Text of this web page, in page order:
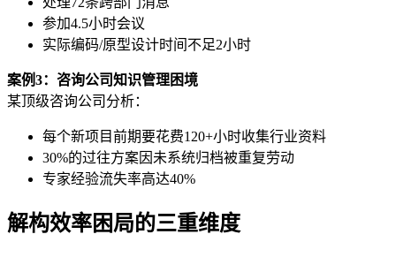
参加4.5小时会议
实际编码/原型设计时间不足2小时
案例3：咨询公司知识管理困境
某顶级咨询公司分析：
每个新项目前期要花费120+小时收集行业资料
30%的过往方案因未系统归档被重复劳动
专家经验流失率高达40%
解构效率困局的三重维度